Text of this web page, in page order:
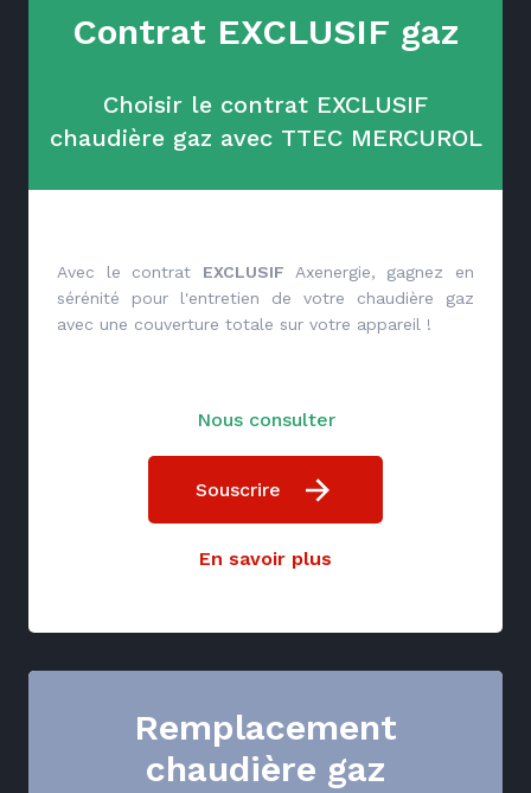
Contrat EXCLUSIF gaz
Choisir le contrat EXCLUSIF
chaudière gaz avec TTEC MERCUROL
Avec le contrat EXCLUSIF Axenergie, gagnez en
sérénité pour l'entretien de votre chaudière gaz
avec une couverture totale sur votre appareil !
Nous consulter
Souscrire
En savoir plus
Remplacement
chaudière gaz